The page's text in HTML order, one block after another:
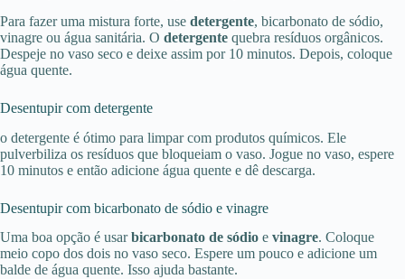
Para fazer uma mistura forte, use detergente, bicarbonato de sódio,
vinagre ou água sanitária. O detergente quebra resíduos orgânicos.
Despeje no vaso seco e deixe assim por 10 minutos. Depois, coloque
água quente.
Desentupir com detergente
o detergente é ótimo para limpar com produtos químicos. Ele
pulverbiliza os resíduos que bloqueiam o vaso. Jogue no vaso, espere
10 minutos e então adicione água quente e dê descarga.
Desentupir com bicarbonato de sódio e vinagre
Uma boa opção é usarbicarbonato de sódio e vinagre. Coloque
meio copo dos dois no vaso seco. Espere um pouco e adicione um
balde de água quente. Isso ajuda bastante.